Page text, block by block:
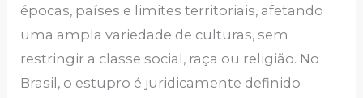
épocas, países e limites territoriais, afetando
uma ampla variedade de culturas, sem
restringir a classe social, raça ou religião. No
Brasil, o estupro é juridicamente definido